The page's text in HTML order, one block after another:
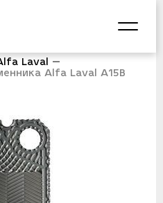
Laval
Alfa Laval A15B